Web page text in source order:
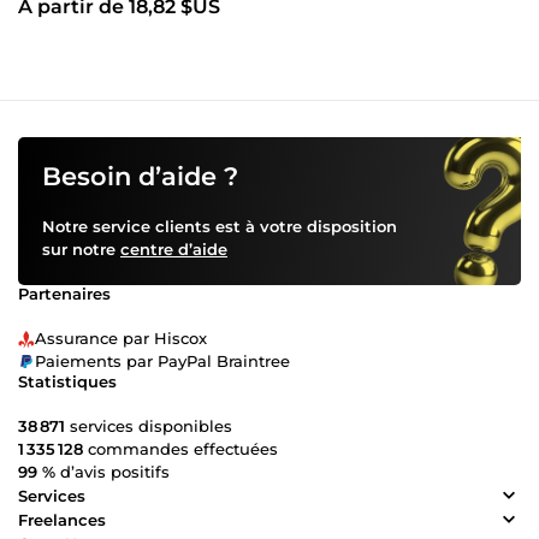
À partir de 18,82 $US
Besoin d’aide ?
Notre service clients est à votre disposition
sur notre centre d’aide
Partenaires
Assurance par Hiscox
Paiements par PayPal Braintree
Statistiques
38 871 services disponibles
1 335 128 commandes effectuées
99 % d’avis positifs
Services
Freelances